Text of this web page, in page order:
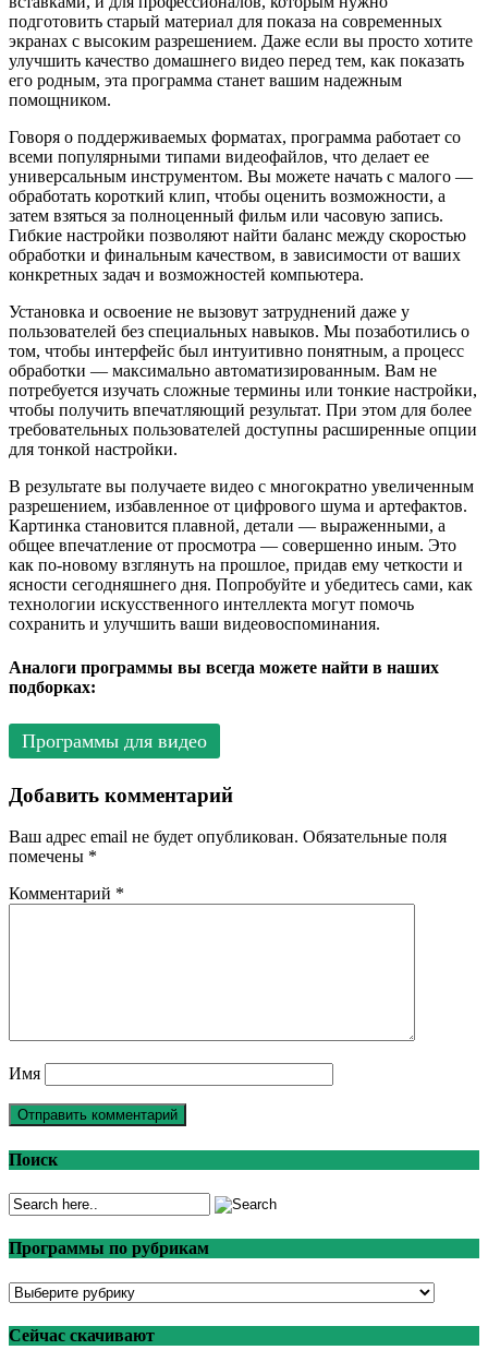
подготовить старый материал для показа на современных
экранах с высоким разрешением. Даже если вы просто хотите
улучшить качество домашнего видео перед тем, как показать
его родным, эта программа станет вашим надежным
помощником.
Говоря о поддерживаемых форматах, программа работает со
всеми популярными типами видеофайлов, что делает ее
универсальным инструментом. Вы можете начать с малого —
обработать короткий клип, чтобы оценить возможности, а
затем взяться за полноценный фильм или часовую запись.
Гибкие настройки позволяют найти баланс между скоростью
обработки и финальным качеством, в зависимости от ваших
конкретных задач и возможностей компьютера.
Установка и освоение не вызовут затруднений даже у
пользователей без специальных навыков. Мы позаботились о
том, чтобы интерфейс был интуитивно понятным, а процесс
обработки — максимально автоматизированным. Вам не
потребуется изучать сложные термины или тонкие настройки,
чтобы получить впечатляющий результат. При этом для более
требовательных пользователей доступны расширенные опции
для тонкой настройки.
В результате вы получаете видео с многократно увеличенным
разрешением, избавленное от цифрового шума и артефактов.
Картинка становится плавной, детали — выраженными, а
общее впечатление от просмотра — совершенно иным. Это
как по-новому взглянуть на прошлое, придав ему четкости и
ясности сегодняшнего дня. Попробуйте и убедитесь сами, как
технологии искусственного интеллекта могут помочь
сохранить и улучшить ваши видеовоспоминания.
Аналоги программы вы всегда можете найти в наших
подборках:
Программы для видео
Добавить комментарий
Ваш адрес email не будет опубликован. Обязательные поля
помечены *
Комментарий *
Имя
Поиск
Программы по рубрикам
Программы
рубрикам
Сейчас скачивают